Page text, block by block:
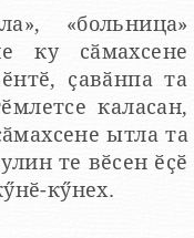
«больница»
ку сӑмахсене
ҫавӑнпа та
каласан,
ытла та
те вӗсен ӗҫӗ
кӳнех.